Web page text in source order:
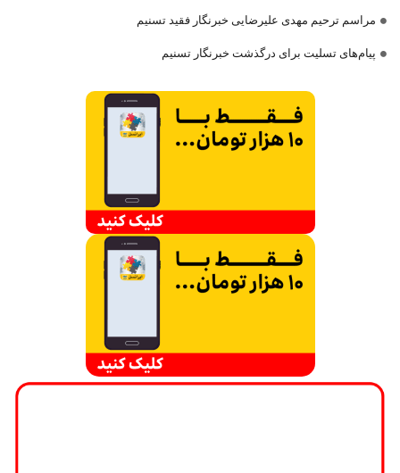
مراسم ترحیم مهدی علیرضایی خبرنگار فقید تسنیم
پیام‌های تسلیت برای درگذشت خبرنگار تسنیم